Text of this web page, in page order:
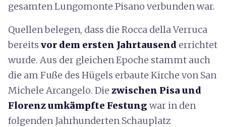
gesamten Lungomonte Pisano verbunden war.
Quellen belegen, dass die Rocca della Verruca
bereits vor dem ersten Jahrtausend errichtet
wurde. Aus der gleichen Epoche stammt auch
die am Fuße des Hügels erbaute Kirche von San
Michele Arcangelo. Die zwischen Pisa und
Florenz umkämpfte Festung war in den
folgenden Jahrhunderten Schauplatz